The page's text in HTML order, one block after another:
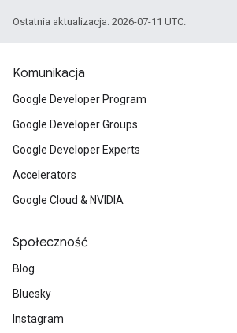
Ostatnia aktualizacja: 2026-07-11 UTC.
Komunikacja
Google Developer Program
Google Developer Groups
Google Developer Experts
Accelerators
Google Cloud & NVIDIA
Społeczność
Blog
Bluesky
Instagram